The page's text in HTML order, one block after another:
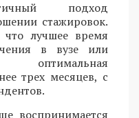
подход
стажировок.
что лучшее время
в вузе или
трех месяцев, с
воспринимается